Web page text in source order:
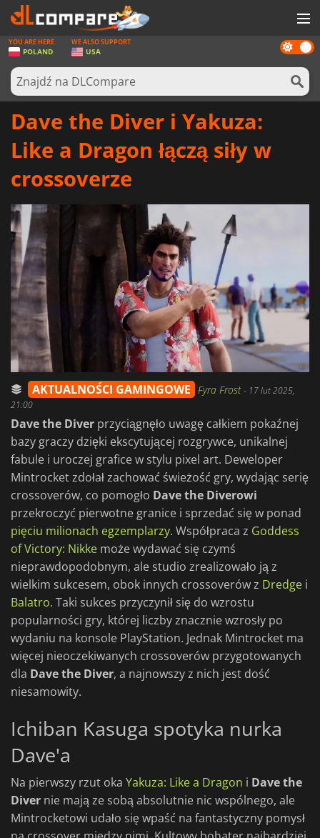
GRY
KARTY DO GIER
OPROGRAMOWANIE
ZALOGUJ SIĘ LUB ZAREJESTRUJ
Dark
mode
YOU ARE HERE
POLAND
WE ALSO SUPPORT
USA
Dave the Diver i Yakuza:
Like a Dragon łączą siły w
crossoverze
AKTUALNOŚCI GAMINGOWE Fyra Frost- 17 lut 2025,
21:00
Dave the Diver przyciągnęło uwagę całkiem pokaźnej
bazy graczy dzięki ekscytującej rozgrywce, unikalnej
fabule i uroczej grafice w stylu pixel art. Deweloper
Mintrocket zdołał zachować świeżość gry, wydając serię
crossoverów, co pomogło Dave the Diverowi
przekroczyć pierwotne granice i sprzedać się w ponad
pięciu milionach egzemplarzy. Współpraca z Goddess
of Victory: Nikke może wydawać się czymś
nieprawdopodobnym, ale studio zrealizowało ją z
wielkim sukcesem, obok innych crossoverów z Dredge i
Balatro. Taki sukces przyczynił się do wzrostu
popularności gry, której liczby znacznie wzrosły po
wydaniu na konsole PlayStation. Jednak Mintrocket ma
więcej nieoczekiwanych crossoverów przygotowanych
dla Dave the Diver, a najnowszy z nich jest dość
niesamowity.
Ichiban Kasuga spotyka nurka
Dave'a
Na pierwszy rzut oka Yakuza: Like a Dragon i Dave the
Diver nie mają ze sobą absolutnie nic wspólnego, ale
Mintrocketowi udało się wpaść na fantastyczny pomysł